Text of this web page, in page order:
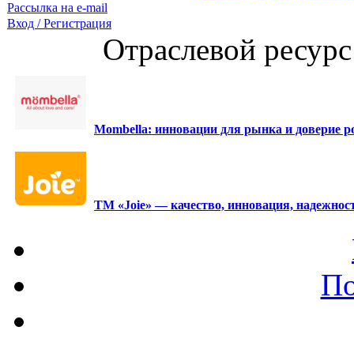
Рассылка на e-mail
Вход / Регистрация
Отраслевой
Mombella: инновации для рынка и доверие
ТМ «Joie» — качество, инновация,